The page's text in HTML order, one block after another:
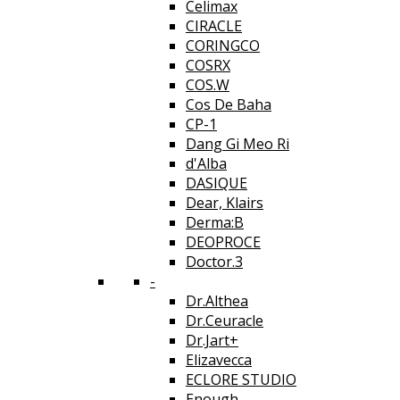
Celimax
CIRACLE
CORINGCO
COSRX
COS.W
Cos De Baha
CP-1
Dang Gi Meo Ri
d'Alba
DASIQUE
Dear, Klairs
Derma:B
DEOPROCE
Doctor.3
-
Dr.Althea
Dr.Ceuracle
Dr.Jart+
Elizavecca
ECLORE STUDIO